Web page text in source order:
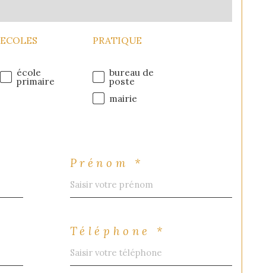
ECOLES
école
primaire
PRATIQUE
bureau de
poste
mairie
Prénom *
Téléphone *